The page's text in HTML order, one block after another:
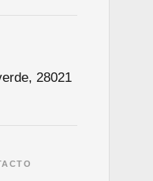
28021